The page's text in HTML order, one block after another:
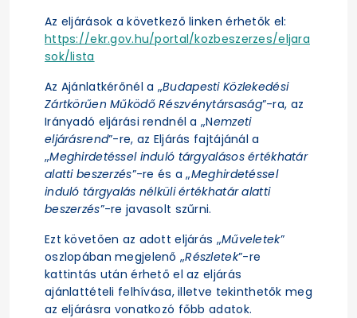
Az eljárások a következő linken érhetők el:
https://ekr.gov.hu/portal/kozbeszerzes/eljara
sok/lista
Az Ajánlatkérőnél a „Budapesti Közlekedési
Zártkörűen Működő Részvénytársaság”-ra, az
Irányadó eljárási rendnél a „Nemzeti
eljárásrend”-re, az Eljárás fajtájánál a
„Meghirdetéssel induló tárgyalásos értékhatár
alatti beszerzés”-re és a „Meghirdetéssel
induló tárgyalás nélküli értékhatár alatti
beszerzés”-re javasolt szűrni.
Ezt követően az adott eljárás „Műveletek”
oszlopában megjelenő „Részletek”-re
kattintás után érhető el az eljárás
ajánlattételi felhívása, illetve tekinthetők meg
az eljárásra vonatkozó főbb adatok.